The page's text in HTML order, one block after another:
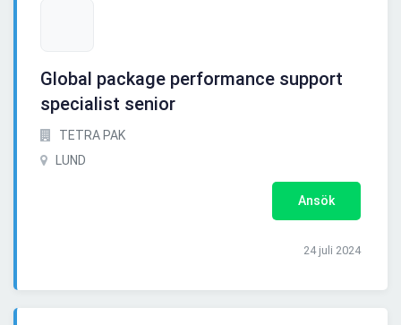
Global package performance support
specialist senior
TETRA PAK
LUND
Ansök
24 juli 2024